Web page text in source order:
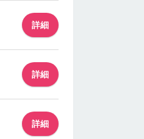
詳細
詳細
詳細